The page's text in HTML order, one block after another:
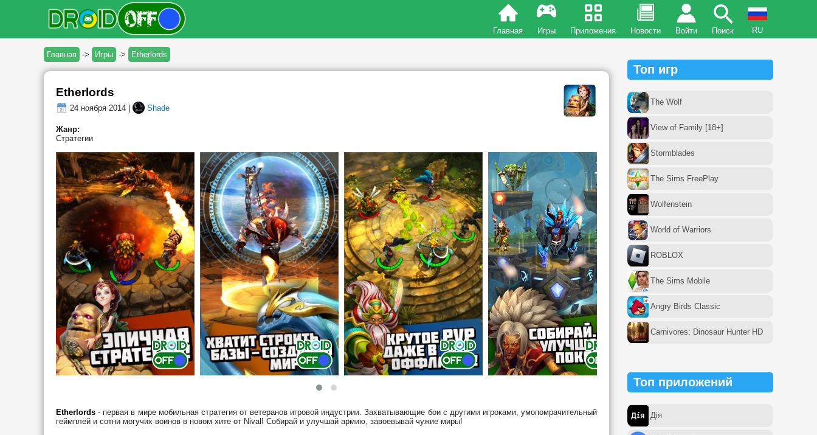
Главная Игры Приложения Новости Войти Поиск RU
Главная -> Игры -> Etherlords
Etherlords
24 ноября 2014 | Shade
Жанр:
Стратегии
Etherlords - первая в мире мобильная стратегия от ветеранов игровой индустрии. Захватывающие бои с другими игроками, умопомрачительный
геймплей и сотни могучих воинов в новом хите от Nival! Собирай и улучшай армию, завоевывай чужие миры!
Топ игр
The Wolf
View of Family [18+]
Stormblades
The Sims FreePlay
Wolfenstein
World of Warriors
ROBLOX
The Sims Mobile
Angry Birds Classic
Carnivores: Dinosaur Hunter HD
Топ приложений
Дія